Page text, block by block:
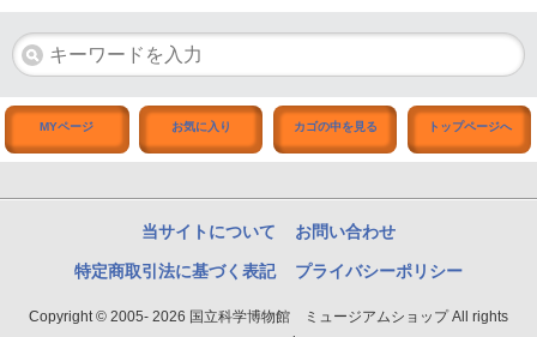
MYページ お気に入り カゴの中を見る トップページへ
当サイトについて お問い合わせ
特定商取引法に基づく表記 プライバシーポリシー
Copyright © 2005- 2026 国立科学博物館 ミュージアムショップ All rights